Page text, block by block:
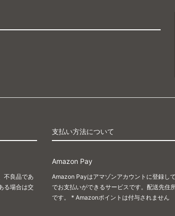
不良品であ
る場合は交
支払い方法について
Amazon Pay
Amazon Payはアマゾンアカウントに登録し
でお支払いができるサービスです。配送先住
です。 * Amazonポイントは付与されません